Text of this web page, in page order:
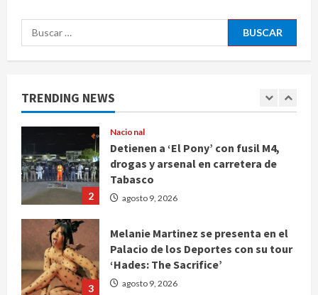
Buscar:
TRENDING NEWS
1
Deportes Internacional Portada
Fallece Jorge Messi, padre de
2
Nacional
Detienen a ‘El Pony’ con fusil M4,
drogas y arsenal en carretera de
Tabasco
agosto 9, 2026
3
Melanie Martinez se presenta en el
Palacio de los Deportes con su tour
‘Hades: The Sacrifice’
agosto 9, 2026